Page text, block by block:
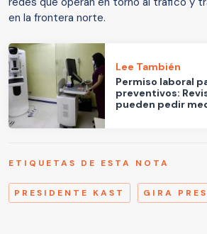
en la frontera norte.
Lee También
Permiso laboral
preventivos:
pueden pedir
ETIQUETAS DE ESTA NOTA
PRESIDENTE KAST GIRA